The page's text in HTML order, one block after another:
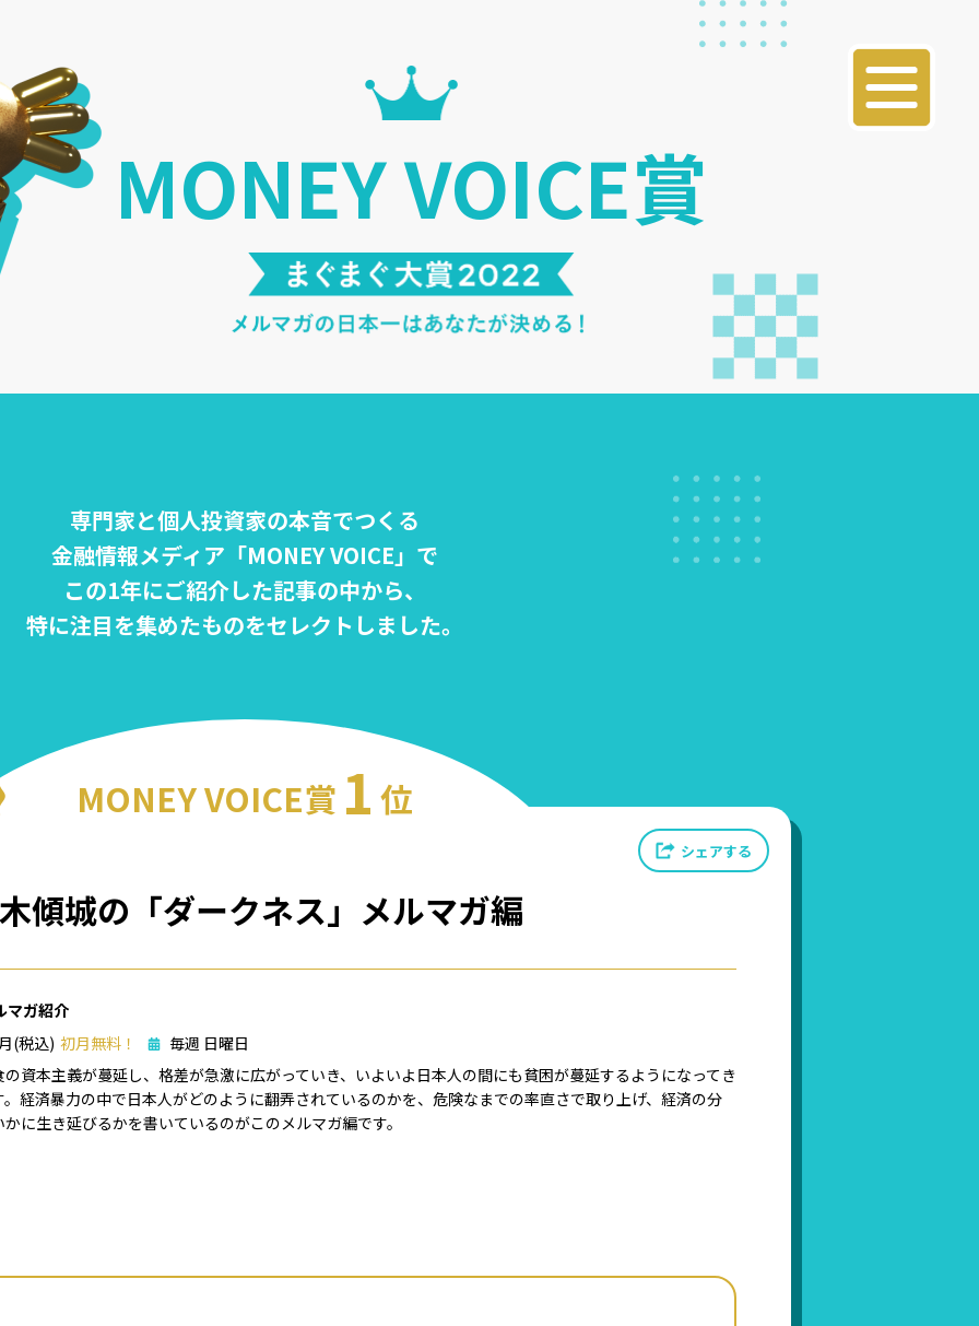
MONEY VOICE賞
専門家と個人投資家の本音でつくる
金融情報メディア「MONEY VOICE」で
この1年にご紹介した記事の中から、
特に注目を集めたものをセレクトしました。
MONEY VOICE賞 1 位
傾城の「ダークネス」メルマガ編
マガ紹介
(税込) 初月無料！
毎週 日曜日
の資本主義が蔓延し、格差が急激に広がっていき、いよいよ日本人の間にも貧困が蔓延するようになってき
。経済暴力の中で日本人がどのように翻弄されているのかを、危険なまでの率直さで取り上げ、経済の分
に生き延びるかを書いているのがこのメルマガ編です。
シェアする